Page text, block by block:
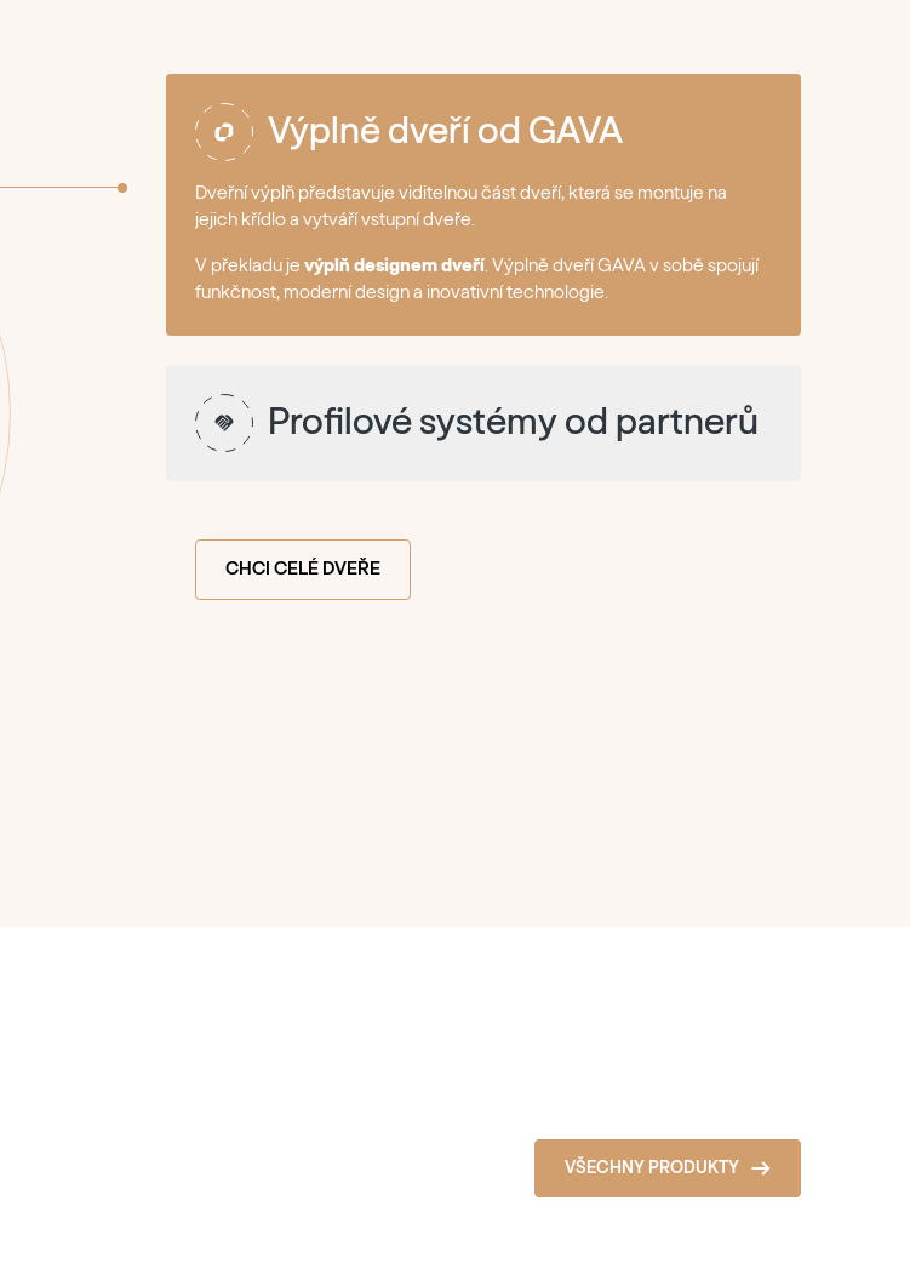
Výplně dveří od GAVA
Dveřní výplň představuje viditelnou část dveří, která se montuje na
jejich křídlo a vytváří vstupní dveře.
V překladu jevýplň designem dveří. Výplně dveří GAVA v sobě spojují
funkčnost, moderní design a inovativní technologie.
Profilové systémy od partnerů
CHCI CELÉ DVEŘE
VŠECHNY PRODUKTY